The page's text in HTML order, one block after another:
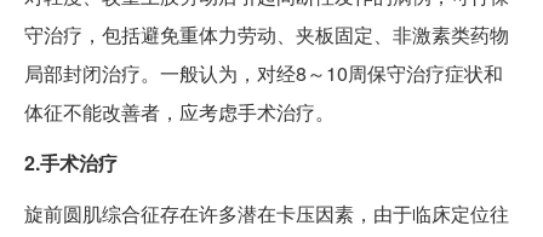
守治疗，包括避免重体力劳动、夹板固定、非激素类药物
局部封闭治疗。一般认为，对经8～10周保守治疗症状和
体征不能改善者，应考虑手术治疗。
2.手术治疗
旋前圆肌综合征存在许多潜在卡压因素，由于临床定位往